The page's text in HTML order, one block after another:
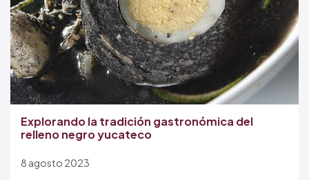
Explorando la tradición gastronómica del
relleno negro yucateco
8 agosto 2023